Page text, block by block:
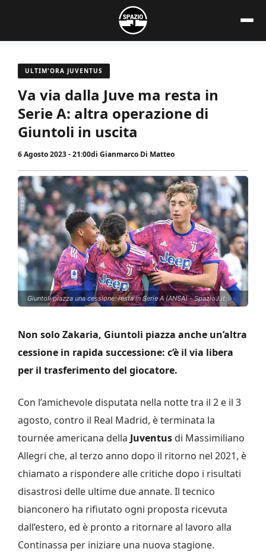
contenuto
ULTIM'ORA JUVENTUS
Va via dalla Juve ma resta in
Serie A: altra operazione di
Giuntoli in uscita
6 Agosto 2023 - 21:00di Gianmarco Di Matteo
Giuntoli piazza una cessione: resta in Serie A (ANSA) - SpazioJ.it
Non solo Zakaria, Giuntoli piazza anche un’altra
cessione in rapida successione: c’è il via libera
per il trasferimento del giocatore.
Con l’amichevole disputata nella notte tra il 2 e il 3
agosto, contro il Real Madrid, è terminata la
tournée americana della Juventus di Massimiliano
Allegri che, al terzo anno dopo il ritorno nel 2021, è
chiamato a rispondere alle critiche dopo i risultati
disastrosi delle ultime due annate. Il tecnico
bianconero ha rifiutato ogni proposta ricevuta
dall’estero, ed è pronto a ritornare al lavoro alla
Continassa per iniziare una nuova stagione.